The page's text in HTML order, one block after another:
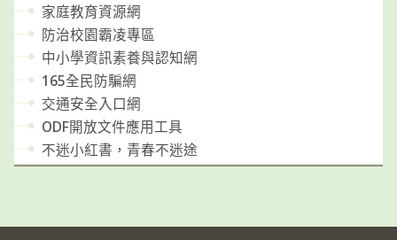
家庭教育資源網
防治校園霸凌專區
中小學資訊素養與認知網
165全民防騙網
交通安全入口網
ODF開放文件應用工具
不迷小紅書，青春不迷途